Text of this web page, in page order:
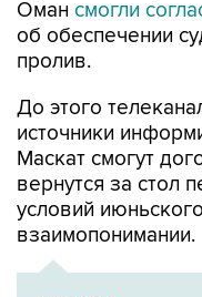
Оман смогли
об обеспечении
пролив.
До этого
источники
Маскат смогут
вернутся за стол
условий
взаимопонимании.